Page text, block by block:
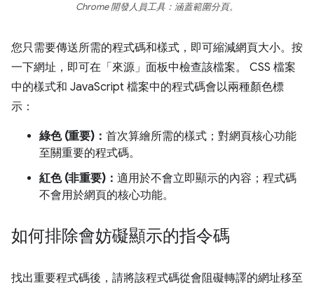
Chrome 開發人員工具：涵蓋範圍分頁。
您只需要傳送所需的程式碼和樣式，即可縮減網頁大小。按
一下網址，即可在「來源」面板中檢查該檔案。 CSS 檔案
中的樣式和 JavaScript 檔案中的程式碼會以兩種顏色標
示：
綠色 (重要)： 首次算繪所需的樣式；對網頁核心功能
至關重要的程式碼。
紅色 (非重要)： 適用於不會立即顯示的內容；程式碼
不會用於網頁的核心功能。
如何排除會妨礙顯示的指令碼
找出重要程式碼後，請將該程式碼從會阻礙轉譯的網址移至